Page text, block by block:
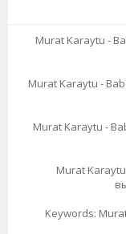
Murat Karaytu -
Murat Karaytu -
Murat Karaytu -
Murat
Keywords: